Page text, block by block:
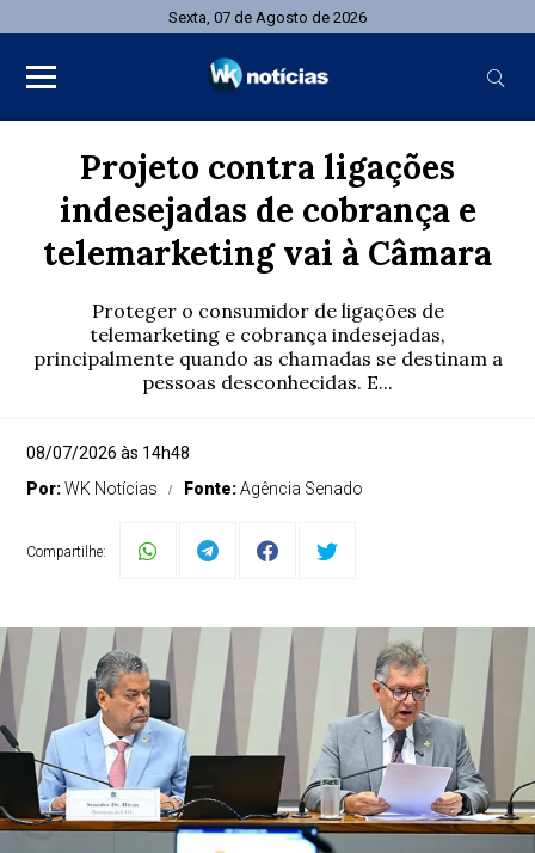
Sexta, 07 de Agosto de 2026
Projeto contra ligações
indesejadas de cobrança e
telemarketing vai à Câmara
Proteger o consumidor de ligações de
telemarketing e cobrança indesejadas,
principalmente quando as chamadas se destinam a
pessoas desconhecidas. E...
08/07/2026 às 14h48
Por:WK Notícias Fonte:Agência Senado
Compartilhe: